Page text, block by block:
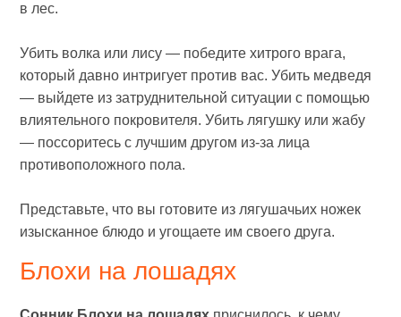
в лес.
Убить волка или лису — победите хитрого врага,
который давно интригует против вас. Убить медведя
— выйдете из затруднительной ситуации с помощью
влиятельного покровителя. Убить лягушку или жабу
— поссоритесь с лучшим другом из-за лица
противоположного пола.
Представьте, что вы готовите из лягушачьих ножек
изысканное блюдо и угощаете им своего друга.
Блохи на лошадях